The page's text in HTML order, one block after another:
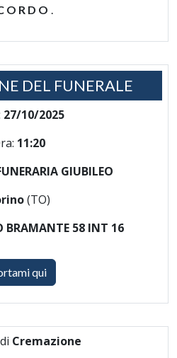
.
DEL FUNERALE
27/10/2025
11:20
GIUBILEO
(TO)
BRAMANTE 58 INT 16
qui
Cremazione